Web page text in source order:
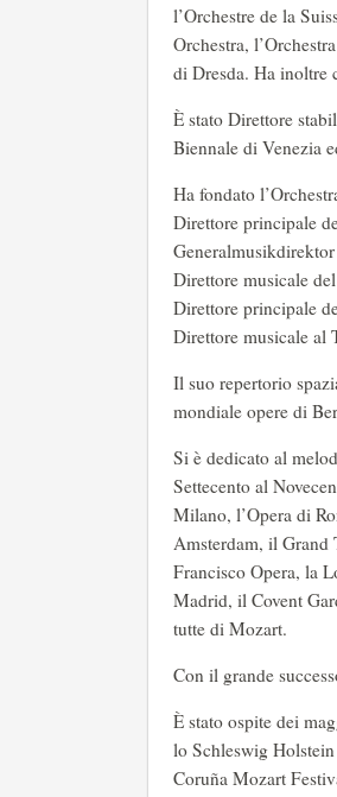
l’Orchestre de la
Orchestra,
di Dresda. Ha inoltre
È stato Direttore
Biennale di Venezia
Ha fondato
Direttore principale
Direttore musicale
Direttore principale
Direttore musicale al
Il suo repertorio
mondiale opere di
Si è dedicato al
Settecento al
Milano, l’Opera di
Amsterdam, il Grand
Francisco Opera, la
Madrid, il Covent
tutte di Mozart.
Con il grande
È stato ospite dei
lo Schleswig
Coruña Mozart